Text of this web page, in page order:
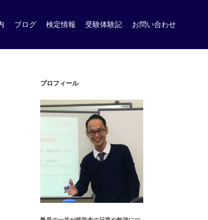
ブログ 検定情報 受験体験記 お問い合わせ
プロフィール